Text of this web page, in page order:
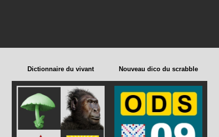
Dictionnaire du vivant Nouveau dico du scrabble